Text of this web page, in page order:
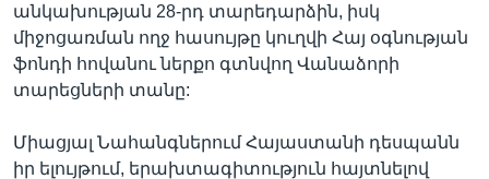
անկախության 28-րդ տարեդարձին, իսկ
միջոցառման ողջ հասույթը կուղվի Հայ օգնության
ֆոնդի հովանու ներքո գտնվող Վանաձորի
տարեցների տանը:
Միացյալ Նահանգներում Հայաստանի դեսպանն
իր ելույթում, երախտագիտություն հայտնելով